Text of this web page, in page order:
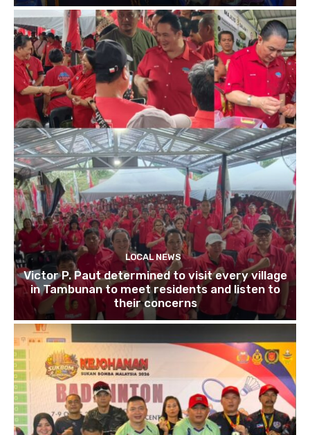
LOCAL NEWS
Victor P. Paut determined to visit every village
in Tambunan to meet residents and listen to
their concerns